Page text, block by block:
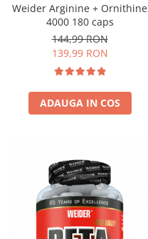
Weider Arginine + Ornithine
4000 180 caps
144,99 RON
139,99 RON
ADAUGA IN COS